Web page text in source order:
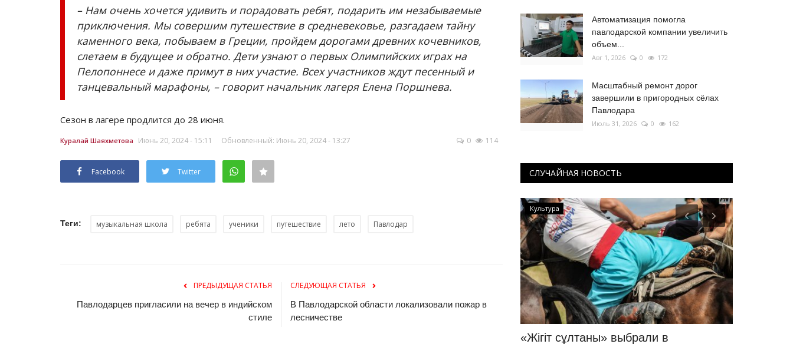
– Нам очень хочется удивить и порадовать ребят, подарить им незабываемые
приключения. Мы совершим путешествие в средневековье, разгадаем тайну
каменного века, побываем в Греции, пройдем дорогами древних кочевников,
слетаем в будущее и обратно. Дети узнают о первых Олимпийских играх на
Пелопоннесе и даже примут в них участие. Всех участников ждут песенный и
танцевальный марафоны, – говорит начальник лагеря Елена Поршнева.
Сезон в лагере продлится до 28 июня.
Куралай Шаяхметова Июнь 20, 2024 - 15:11 Обновленный: Июнь 20, 2024 - 13:27 0 114
Facebook Twitter
Теги: музыкальная школа ребята ученики путешествие лето Павлодар
ПРЕДЫДУЩАЯ СТАТЬЯ
Павлодарцев пригласили на вечер в индийском
стиле
СЛЕДУЮЩАЯ СТАТЬЯ
В Павлодарской области локализовали пожар в
лесничестве
Автоматизация помогла
павлодарской компании увеличить
объем...
Авг 1, 2026 0 172
Масштабный ремонт дорог
завершили в пригородных сёлах
Павлодара
Июль 31, 2026 0 162
СЛУЧАЙНАЯ НОВОСТЬ
Культура
«Жігіт сұлтаны» выбрали в